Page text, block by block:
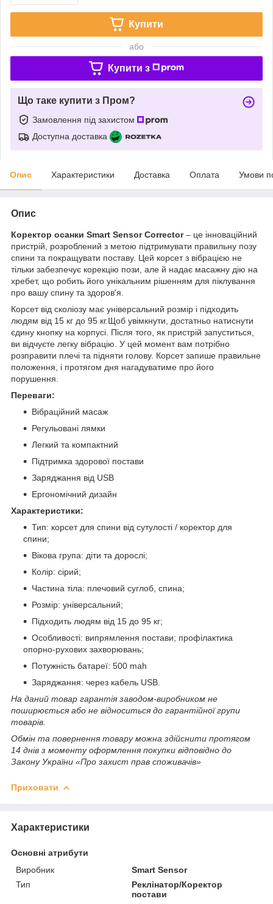
Купити
або
Купити з
Що таке купити з Пром?
Замовлення під захистом
Доступна доставка
Опис Характеристики Доставка Оплата Умови
Опис
Коректор осанки Smart Sensor Corrector– це інноваційний
пристрій, розроблений з метою підтримувати правильну позу
спини та покращувати поставу. Цей корсет з вібрацією не
тільки забезпечує корекцію пози, але й надає масажну дію на
хребет, що робить його унікальним рішенням для піклування
про вашу спину та здоров'я.
Корсет від сколіозу має універсальний розмір і підходить
людям від 15 кг до 95 кг.Щоб увімкнути, достатньо натиснути
єдину кнопку на корпусі. Після того, як пристрій запуститься,
ви відчуєте легку вібрацію. У цей момент вам потрібно
розправити плечі та підняти голову. Корсет запише правильне
положення, і протягом дня нагадуватиме про його
порушення.
Переваги:
Вібраційний масаж
Регульовані лямки
Легкий та компактний
Підтримка здорової постави
Заряджання від USB
Ергономічний дизайн
Характеристики:
Тип: корсет для спини від сутулості / коректор для
спини;
Вікова група: діти та дорослі;
Колір: сірий;
Частина тіла: плечовий суглоб, спина;
Розмір: універсальний;
Підходить людям від 15 до 95 кг;
Особливості: випрямлення постави; профілактика
опорно-рухових захворювань;
Потужність батареї: 500 mah
Заряджання: через кабель USB.
На даний товар гарантія заводом-виробником не
поширюється або не відноситься до гарантійної групи
товарів.
Обмін та повернення товару можна здійснити протягом
14 днів з моменту оформлення покупки відповідно до
Закону України «Про захист прав споживачів»
Приховати
Характеристики
Основні атрибути
Виробник
Smart Sensor
Тип
Реклінатор/Коректор
постави